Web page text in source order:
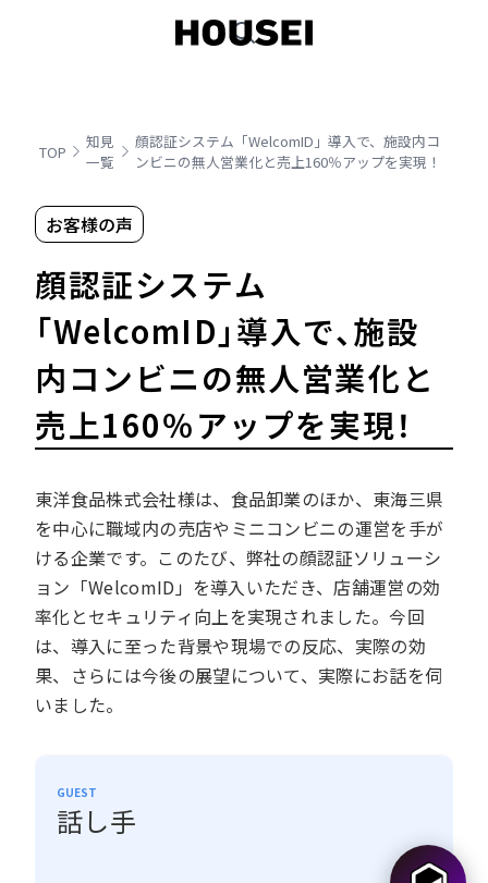
TOP
知見
一覧
顔認証システム「WelcomID」導入で、施設内コ
ンビニの無人営業化と売上160％アップを実現！
お客様の声
顔認証システム
「WelcomID」導入で、施設
内コンビニの無人営業化と
売上160％アップを実現！
東洋食品株式会社様は、食品卸業のほか、東海三県
を中心に職域内の売店やミニコンビニの運営を手が
ける企業です。このたび、弊社の顔認証ソリューシ
ョン「WelcomID」を導入いただき、店舗運営の効
率化とセキュリティ向上を実現されました。今回
は、導入に至った背景や現場での反応、実際の効
果、さらには今後の展望について、実際にお話を伺
いました。
GUEST
話し手